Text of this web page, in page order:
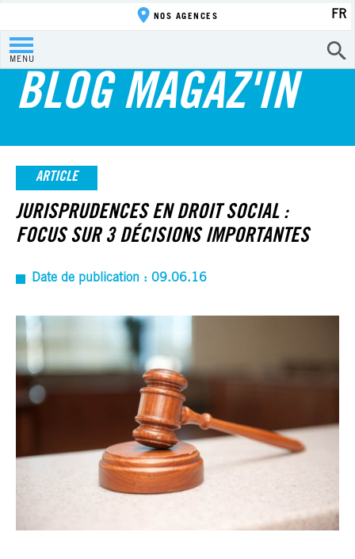
MENU
NOS AGENCES FR
BLOG MAGAZ'IN
ARTICLE
JURISPRUDENCES EN DROIT SOCIAL :
FOCUS SUR 3 DÉCISIONS IMPORTANTES
Date de publication : 09.06.16